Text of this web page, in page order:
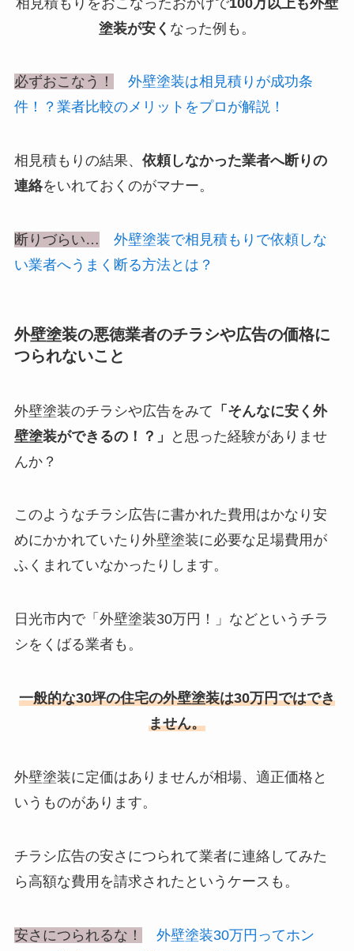
塗装が安く なった例も。
必ずおこなう！
外壁塗装は相見積りが成功条
件！？業者比較のメリットをプロが解説！
相見積もりの結果、 依頼しなかった業者へ断りの
連絡をいれておくのがマナー。
断りづらい…
外壁塗装で相見積もりで依頼しな
い業者へうまく断る方法とは？
外壁塗装の悪徳業者のチラシや広告の価格に
つられないこと
外壁塗装のチラシや広告をみて 「そんなに安く外
壁塗装ができるの！？」
と思った経験がありませ
んか？
このようなチラシ広告に書かれた費用はかなり安
めにかかれていたり外壁塗装に必要な足場費用が
ふくまれていなかったりします。
日光市内で「外壁塗装30万円！」などというチラ
シをくばる業者も。
一般的な30坪の住宅の外壁塗装は30万円ではでき
ません。
外壁塗装に定価はありませんが相場、適正価格と
いうものがあります。
チラシ広告の安さにつられて業者に連絡してみた
ら 高額な費用を請求された というケースも。
安さにつられるな！
外壁塗装30万円ってホン